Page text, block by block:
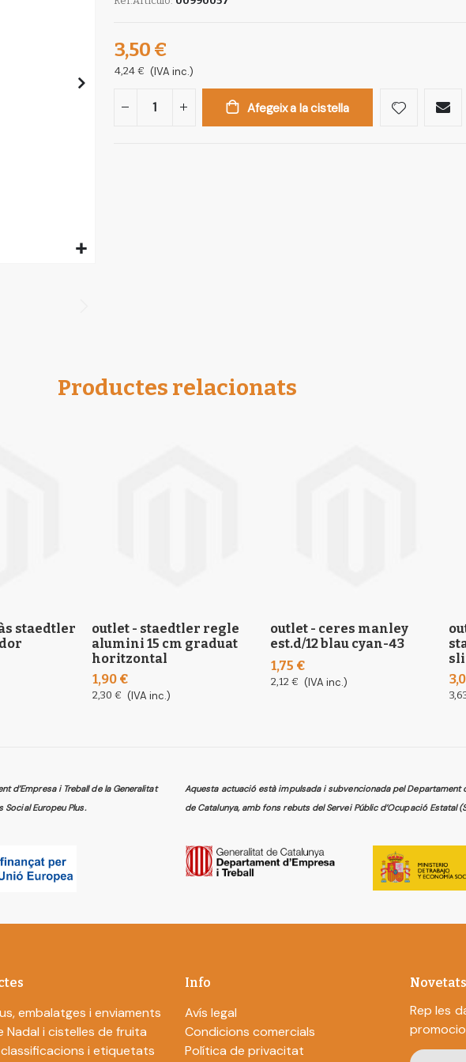
3,50 €
4,24 € (IVA inc.)
Afegeix a la cistella
Productes relacionats
staedtler
outlet - staedtler regle
alumini 15 cm graduat
horitzontal
1,90 €
2,30 € (IVA inc.)
outlet - ceres manley
est.d/12 blau cyan-43
1,75 €
2,12 € (IVA inc.)
d’Empresa i Treball de la Generalitat
Europeu Plus.
Aquesta actuació està impulsada i subvencionada pel Departament
de Catalunya, amb fons rebuts del Servei Públic d’Ocupació Estatal
embalatges i enviaments
Nadal i cistelles de fruita
i etiquetats
Info
Avís legal
Condicions comercials
Política de privacitat
Rep les